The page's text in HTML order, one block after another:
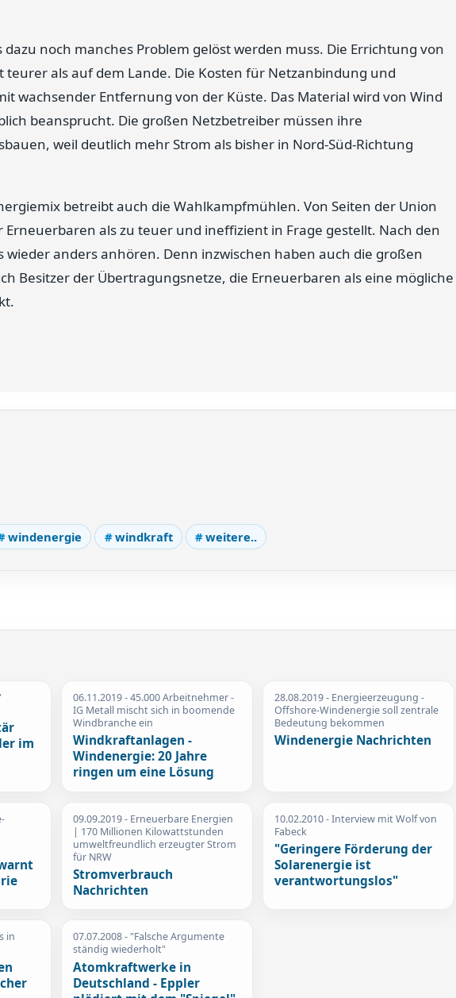
noch manches Problem gelöst werden muss. Die Errichtung von
teurer als auf dem Lande. Die Kosten für Netzanbindung und
wachsender Entfernung von der Küste. Das Material wird von Wind
beansprucht. Die großen Netzbetreiber müssen ihre
weil deutlich mehr Strom als bisher in Nord-Süd-Richtung
betreibt auch die Wahlkampfmühlen. Von Seiten der Union
Erneuerbaren als zu teuer und ineffizient in Frage gestellt. Nach den
wieder anders anhören. Denn inzwischen haben auch die großen
Besitzer der Übertragungsnetze, die Erneuerbaren als eine mögliche
windenergie windkraft weitere..
im
06.11.2019- 45.000 Arbeitnehmer -
IG Metall mischt sich in boomende
Windbranche ein
Windkraftanlagen -
Windenergie: 20 Jahre
ringen um eine Lösung
28.08.2019- Energieerzeugung -
Offshore-Windenergie soll zentrale
Bedeutung bekommen
Windenergie Nachrichten
09.09.2019- Erneuerbare Energien
| 170 Millionen Kilowattstunden
umweltfreundlich erzeugter Strom
für NRW
Stromverbrauch
Nachrichten
10.02.2010- Interview mit Wolf von
Fabeck
"Geringere Förderung der
Solarenergie ist
verantwortungslos"
in
07.07.2008- "Falsche Argumente
ständig wiederholt"
Atomkraftwerke in
Deutschland - Eppler